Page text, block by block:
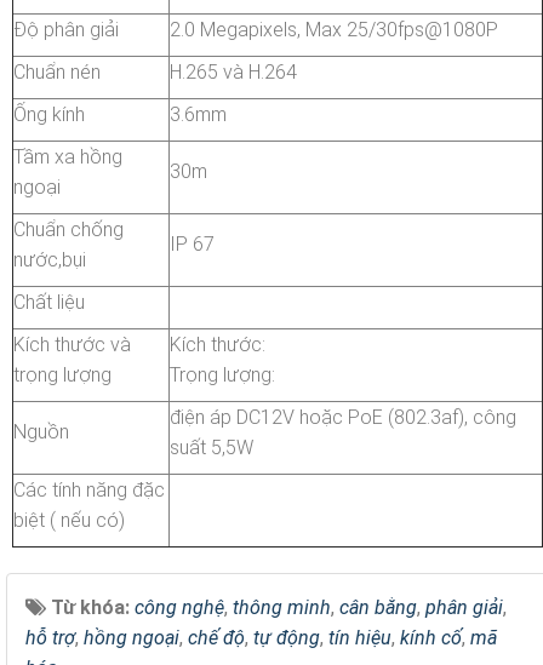
Độ phân giải
2.0 Megapixels, Max 25/30fps@1080P
Chuẩn nén
H.265 và H.264
Ống kính
3.6mm
Tầm xa hồng
ngoại
30m
Chuẩn chống
nước,bụi
IP 67
Chất liệu
Kích thước và
trọng lượng
Kích thước:
Trọng lượng:
Nguồn
điện áp DC12V hoặc PoE (802.3af), công
suất 5,5W
Các tính năng đặc
biệt ( nếu có)
Từ khóa: công nghệ, thông minh, cân bằng, phân giải,
hỗ trợ, hồng ngoại, chế độ, tự động, tín hiệu, kính cố, mã